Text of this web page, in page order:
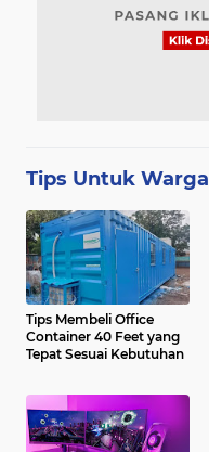
Tips Untuk Warga
Tips Membeli Office
Container 40 Feet yang
Tepat Sesuai Kebutuhan